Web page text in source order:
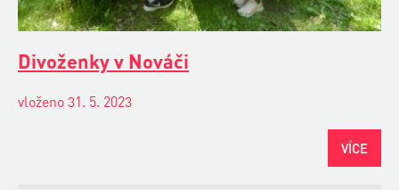
Divoženky v Nováči
vloženo 31. 5. 2023
VÍCE